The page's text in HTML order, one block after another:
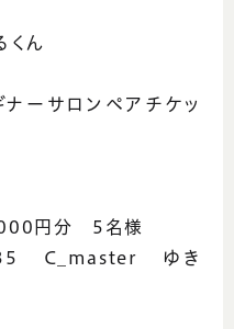
ん
サロンペアチケッ
円分 5名様
C_master ゆき